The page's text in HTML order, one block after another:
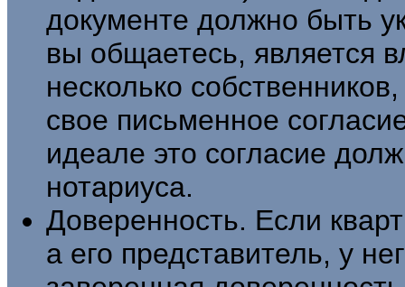
документе должно быть
вы общаетесь, является
несколько
свое письменное
идеале это согласие
нотариуса.
Доверенность. Если
а его представитель, у